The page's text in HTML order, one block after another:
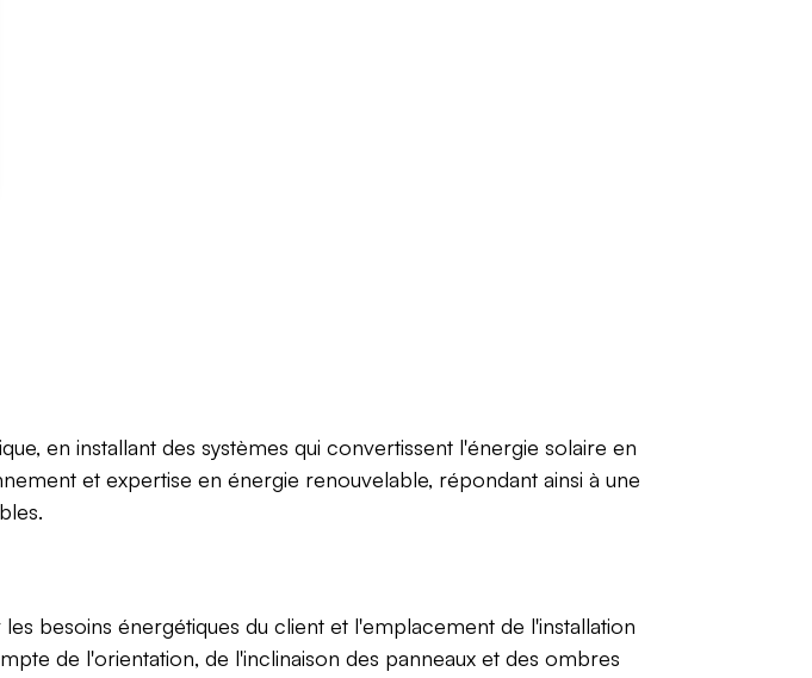
en installant des systèmes qui convertissent l'énergie solaire en
et expertise en énergie renouvelable, répondant ainsi à une
besoins énergétiques du client et l'emplacement de l'installation
de l'orientation, de l'inclinaison des panneaux et des ombres